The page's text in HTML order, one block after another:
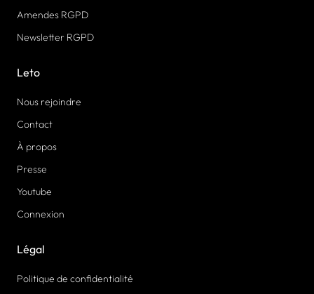
Amendes RGPD
Newsletter RGPD
Leto
Nous rejoindre
Contact
À propos
Presse
Youtube
Connexion
Légal
Politique de confidentialité